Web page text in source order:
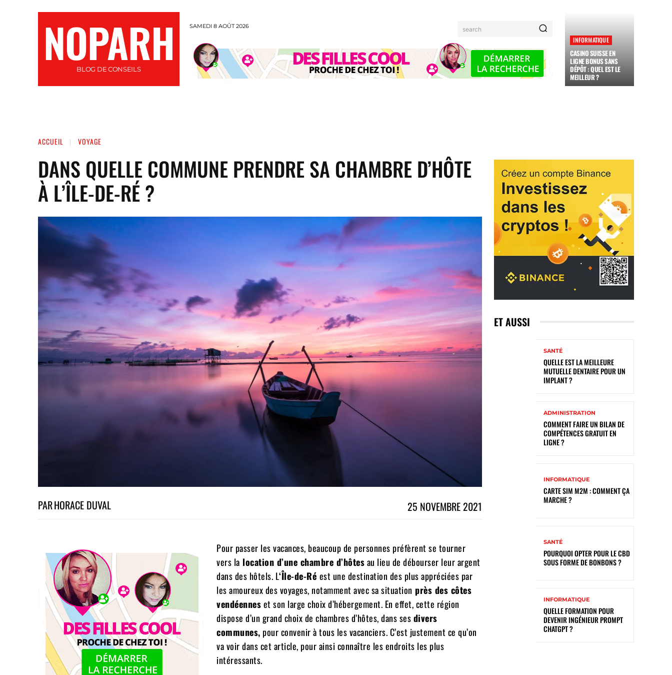
NOPARH
BLOG DE CONSEILS
SAMEDI 8 AOÛT 2026 search
INFORMATIQUE
CASINO SUISSE EN
LIGNE BONUS SANS
DÉPÔT : QUEL EST LE
MEILLEUR ?
ACCUEIL VOYAGE
DANS QUELLE COMMUNE PRENDRE SA CHAMBRE D’HÔTE
À L’ÎLE-DE-RÉ ?
PARHORACE DUVAL 25 NOVEMBRE 2021
Pour passer les vacances, beaucoup de personnes préfèrent se tourner
vers la location d’une chambre d’hôtesau lieu de débourser leur argent
dans des hôtels. L‘Île-de-Ré est une destination des plus appréciées par
les amoureux des voyages, notamment avec sa situation près des côtes
vendéenneset son large choix d’hébergement. En effet, cette région
dispose d’un grand choix de chambres d’hôtes, dans sesdivers
communes, pour convenir à tous les vacanciers. C’est justement ce qu’on
va voir dans cet article, pour ainsi connaître les endroits les plus
intéressants.
ET AUSSI
SANTÉ
QUELLE EST LA MEILLEURE
MUTUELLE DENTAIRE POUR UN
IMPLANT ?
ADMINISTRATION
COMMENT FAIRE UN BILAN DE
COMPÉTENCES GRATUIT EN
LIGNE ?
INFORMATIQUE
CARTE SIM M2M : COMMENT ÇA
MARCHE ?
SANTÉ
POURQUOI OPTER POUR LE CBD
SOUS FORME DE BONBONS ?
INFORMATIQUE
QUELLE FORMATION POUR
DEVENIR INGÉNIEUR PROMPT
CHATGPT ?